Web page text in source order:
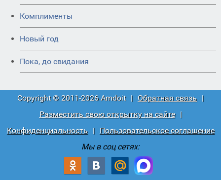
Комплименты
Новый год
Пока, до свидания
Copyright © 2011-2026 Amdoit | Обратная связь |
Разместить свою открытку на сайте
|
Конфиденциальность
|
Пользовательское соглашение
Мы в соц сетях: